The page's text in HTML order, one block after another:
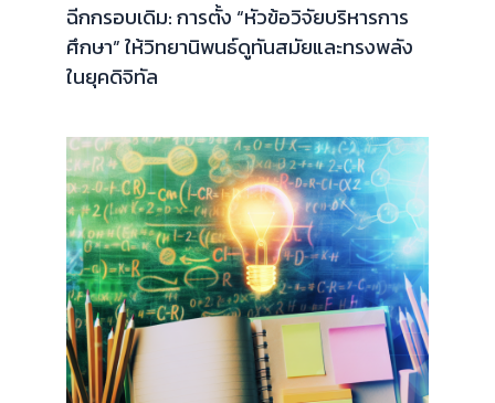
ฉีกกรอบเดิม: การตั้ง “หัวข้อวิจัยบริหารการ
ศึกษา” ให้วิทยานิพนธ์ดูทันสมัยและทรงพลัง
ในยุคดิจิทัล